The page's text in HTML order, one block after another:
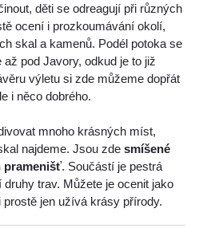
děti se odreagují při různých
ocení i prozkoumávání okolí,
skal a kamenů. Podél potoka se
pod Javory, odkud je to již
výletu si zde můžeme dopřát
i něco dobrého.
mnoho krásných míst,
najdeme. Jsou zdesmíšené
pramenišť. Součástí je pestrá
trav. Můžete je ocenit jako
jen užívá krásy přírody.